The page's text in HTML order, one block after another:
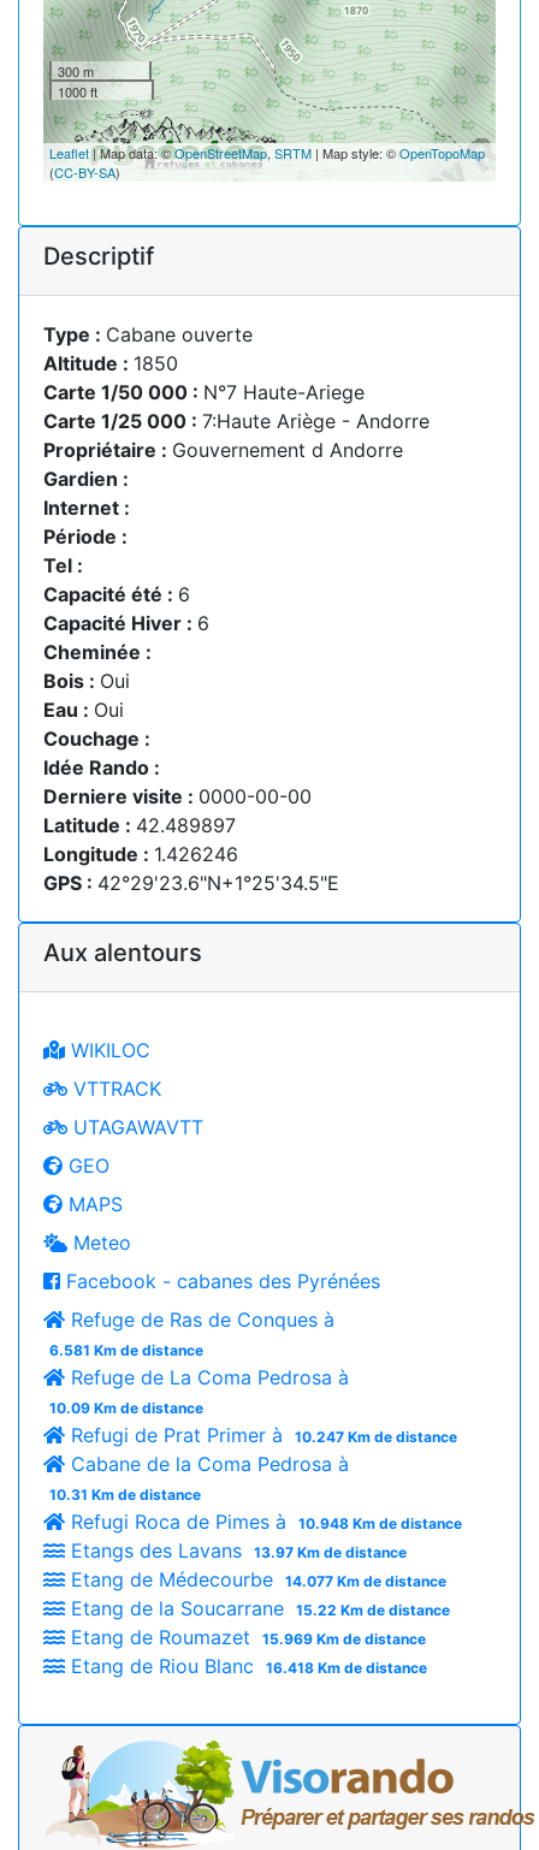
300 m
1000 ft
Leaflet| Map data: ©OpenStreetMap, SRTM | Map style: ©OpenTopoMap
(CC-BY-SA)
Descriptif
Type : Cabane ouverte
Altitude : 1850
Carte 1/50 000 : N°7 Haute-Ariege
Carte 1/25 000 : 7:Haute Ariège - Andorre
Propriétaire : Gouvernement d Andorre
Gardien :
Internet :
Période :
Tel :
Capacité été : 6
Capacité Hiver : 6
Cheminée :
Bois : Oui
Eau : Oui
Couchage :
Idée Rando :
Derniere visite : 0000-00-00
Latitude : 42.489897
Longitude : 1.426246
GPS : 42°29'23.6"N+1°25'34.5"E
Aux alentours
WIKILOC
VTTRACK
UTAGAWAVTT
GEO
MAPS
Meteo
Facebook - cabanes des Pyrénées
Refuge de Ras de Conques à
6.581 Km de distance
Refuge de La Coma Pedrosa à
10.09 Km de distance
Refugi de Prat Primer à 10.247 Km de distance
Cabane de la Coma Pedrosa à
10.31 Km de distance
Refugi Roca de Pimes à 10.948 Km de distance
Etangs des Lavans 13.97 Km de distance
Etang de Médecourbe 14.077 Km de distance
Etang de la Soucarrane 15.22 Km de distance
Etang de Roumazet 15.969 Km de distance
Etang de Riou Blanc 16.418 Km de distance